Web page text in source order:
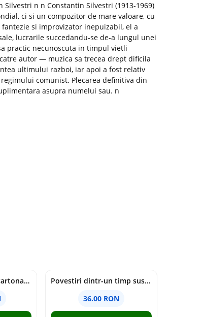
n n Constantin Silvestri (1913-1969)
ci si un compozitor de mare valoare, cu
si improvizator inepuizabil, el a
lucrarile succedandu-se de-a lungul unei
practic necunoscuta in timpul vietli
autor — muzica sa trecea drept dificila
ultimului razboi, iar apoi a fost relativ
comunist. Plecarea definitiva din
asupra numelui sau. n
cine moare in zori (cartonata) - holly jackson
Povestiri dintr-un timp suspendat - Simona Mihutiu
36.00 RON